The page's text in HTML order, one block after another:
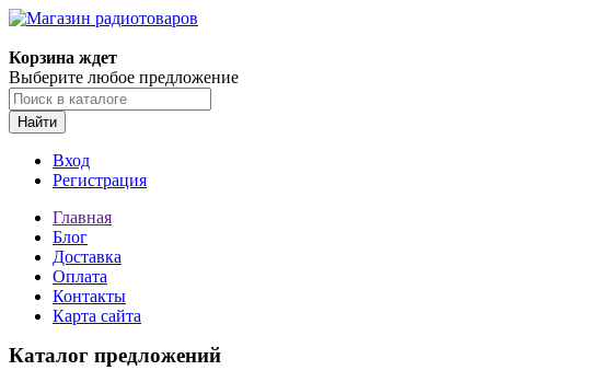
Корзина ждет
Выберите любое предложение
Найти
Вход
Регистрация
Главная
Блог
Доставка
Оплата
Контакты
Карта сайта
Каталог предложений